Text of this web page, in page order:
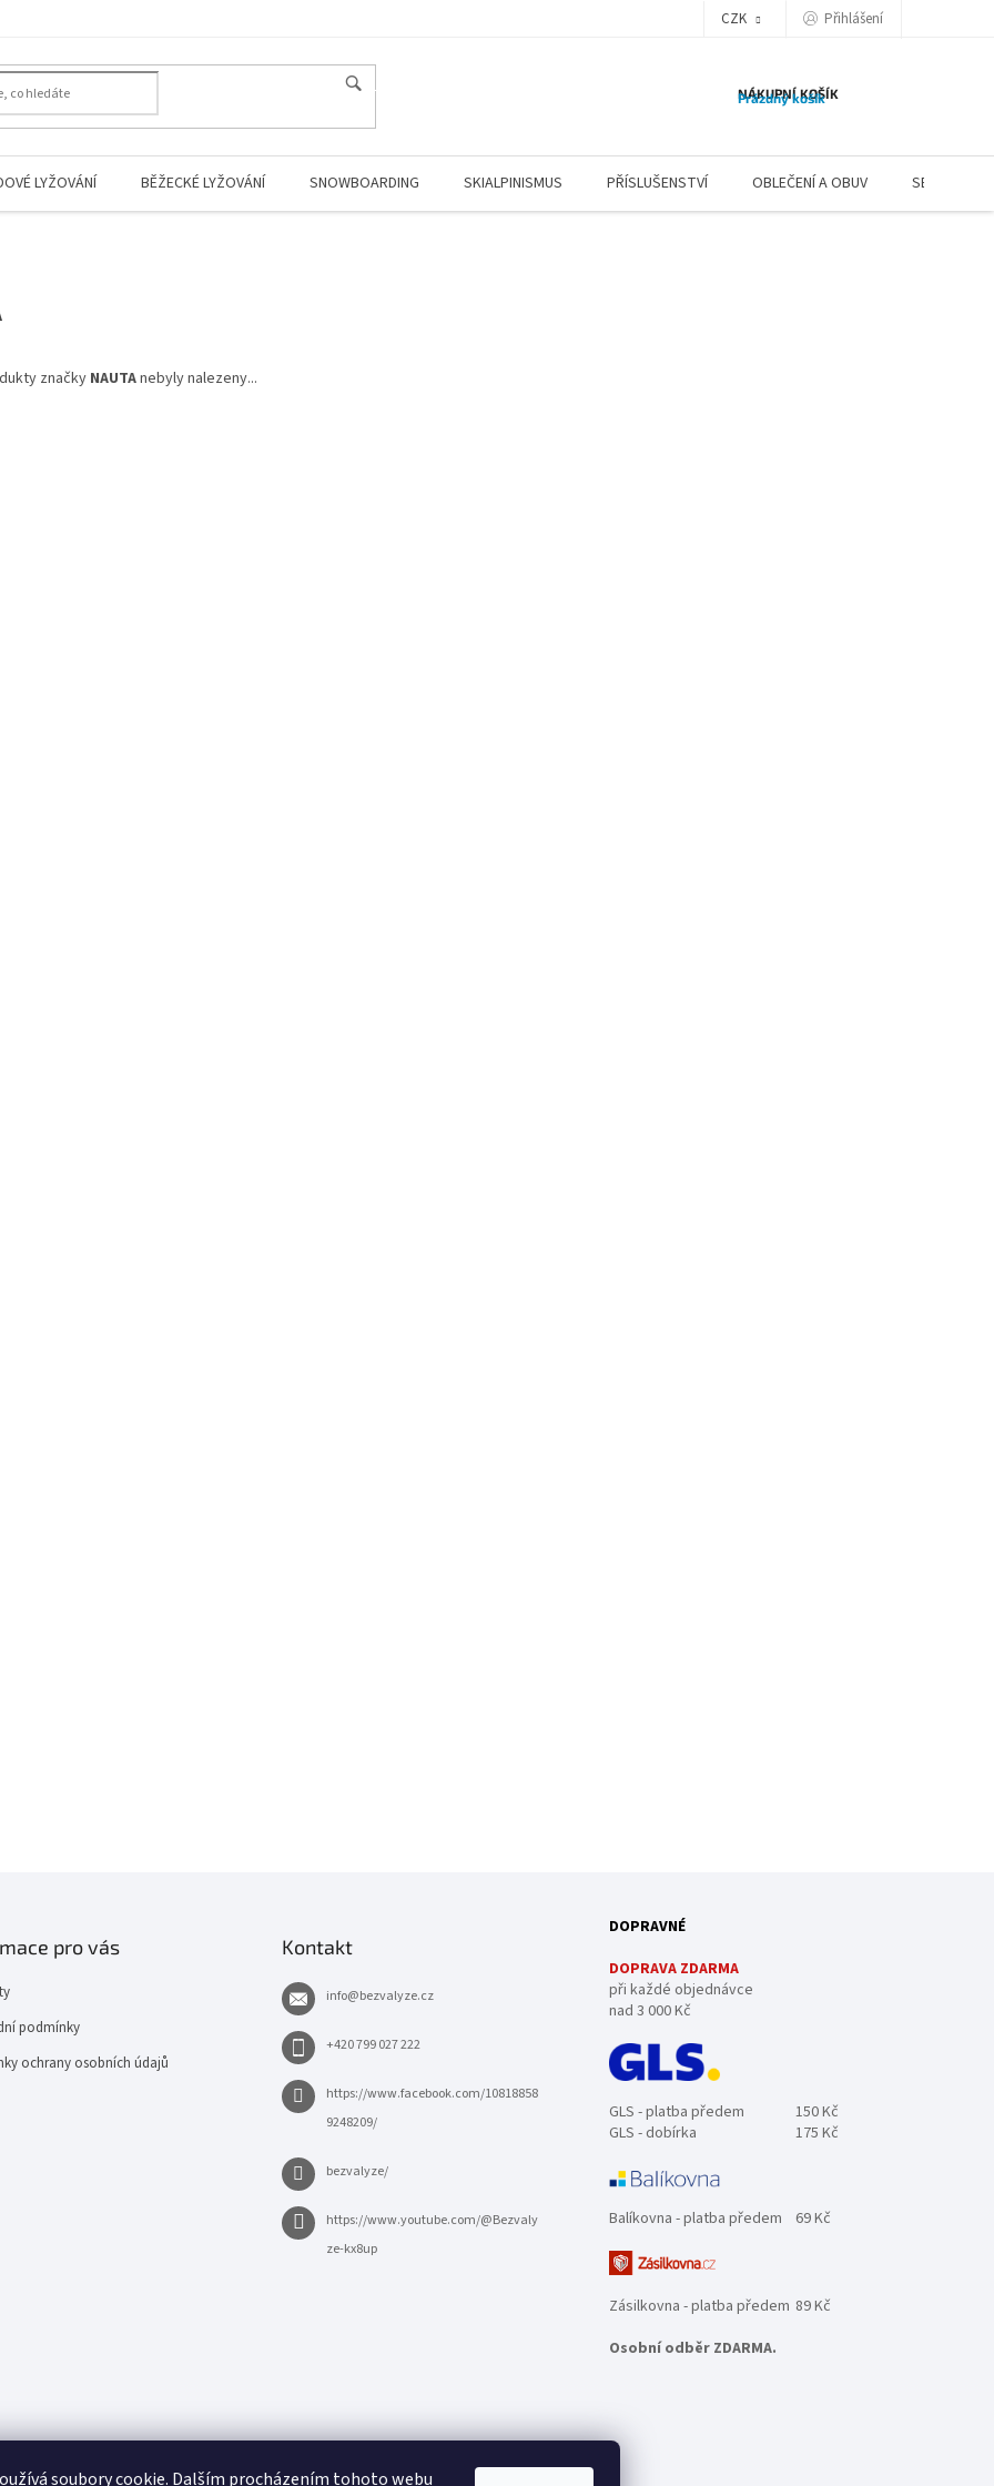
soubory cookie. Dalším procházením tohoto webu
CZK Přihlášení
NÁKUPNÍ KOŠÍK
Prázdný košík
LYŽOVÁNÍ BĚŽECKÉ LYŽOVÁNÍ SNOWBOARDING SKIALPINISMUS PŘÍSLUŠENSTVÍ OBLEČENÍ A OBUV SERVIS
značky NAUTAnebyly nalezeny...
pro vás
podmínky
ochrany osobních údajů
Kontakt
info@bezvalyze.cz
+420 799 027 222
https://www.facebook.com/10818858
9248209/
bezvalyze/
https://www.youtube.com/@Bezvaly
ze-kx8up
DOPRAVNÉ
DOPRAVA ZDARMA
při každé objednávce
nad 3 000 Kč
GLS - platba předem
150 Kč
GLS - dobírka
175 Kč
Balíkovna - platba předem 69 Kč
Zásilkovna - platba předem 89 Kč
Osobní odběr ZDARMA.